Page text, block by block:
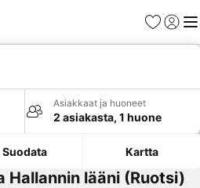
Suosikit
Asiakkaat ja huoneet
2 asiakasta, 1 huone
Suodata Kartta
Hallannin lääni (Ruotsi)